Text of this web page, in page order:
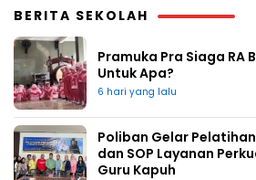
BERITA SEKOLAH
Pramuka Pra Siaga RA
Untuk Apa?
6 hari yang lalu
Poliban Gelar
dan SOP Layanan
Guru Kapuh